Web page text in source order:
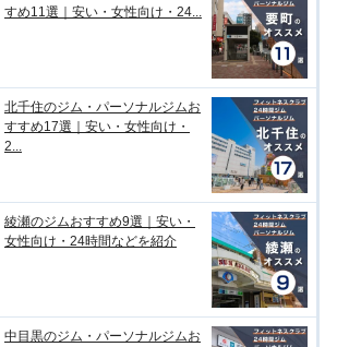
すめ11選｜安い・女性向け・24...
北千住のジム・パーソナルジムお
すすめ17選｜安い・女性向け・
2...
綾瀬のジムおすすめ9選｜安い・
女性向け・24時間などを紹介
中目黒のジム・パーソナルジムお